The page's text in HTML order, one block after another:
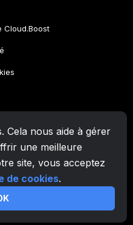
Cela nous aide à gérer
une meilleure
site, vous acceptez
de cookies.
Cloud.Boost
MAX
PRO
LITE